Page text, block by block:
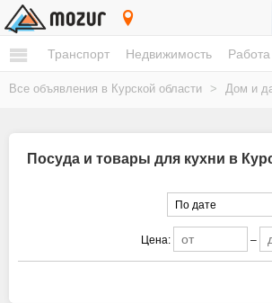
Транспорт Недвижимость Работа
Все объявления в Курской области > Дом и
Посуда и товары для кухни в
По дате
Цена: –